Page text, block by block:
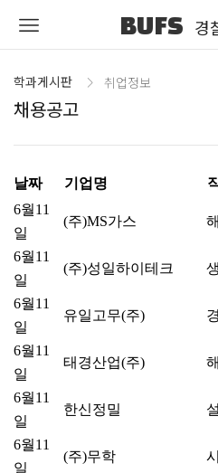
BUFS 경
학과게시판 취업정보
채용공고
날짜 기업명
6월11
일
(주)MS가스
6월11
일
(주)성일하이테크
6월11
일
유일고무(주)
6월11
일
태경산업(주)
6월11
일
한신정밀
6월11
일
(주)무학